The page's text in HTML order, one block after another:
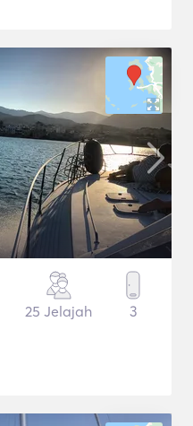
25 Jelajah 3